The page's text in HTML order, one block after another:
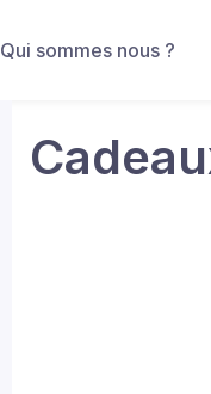
Qui sommes nous ?